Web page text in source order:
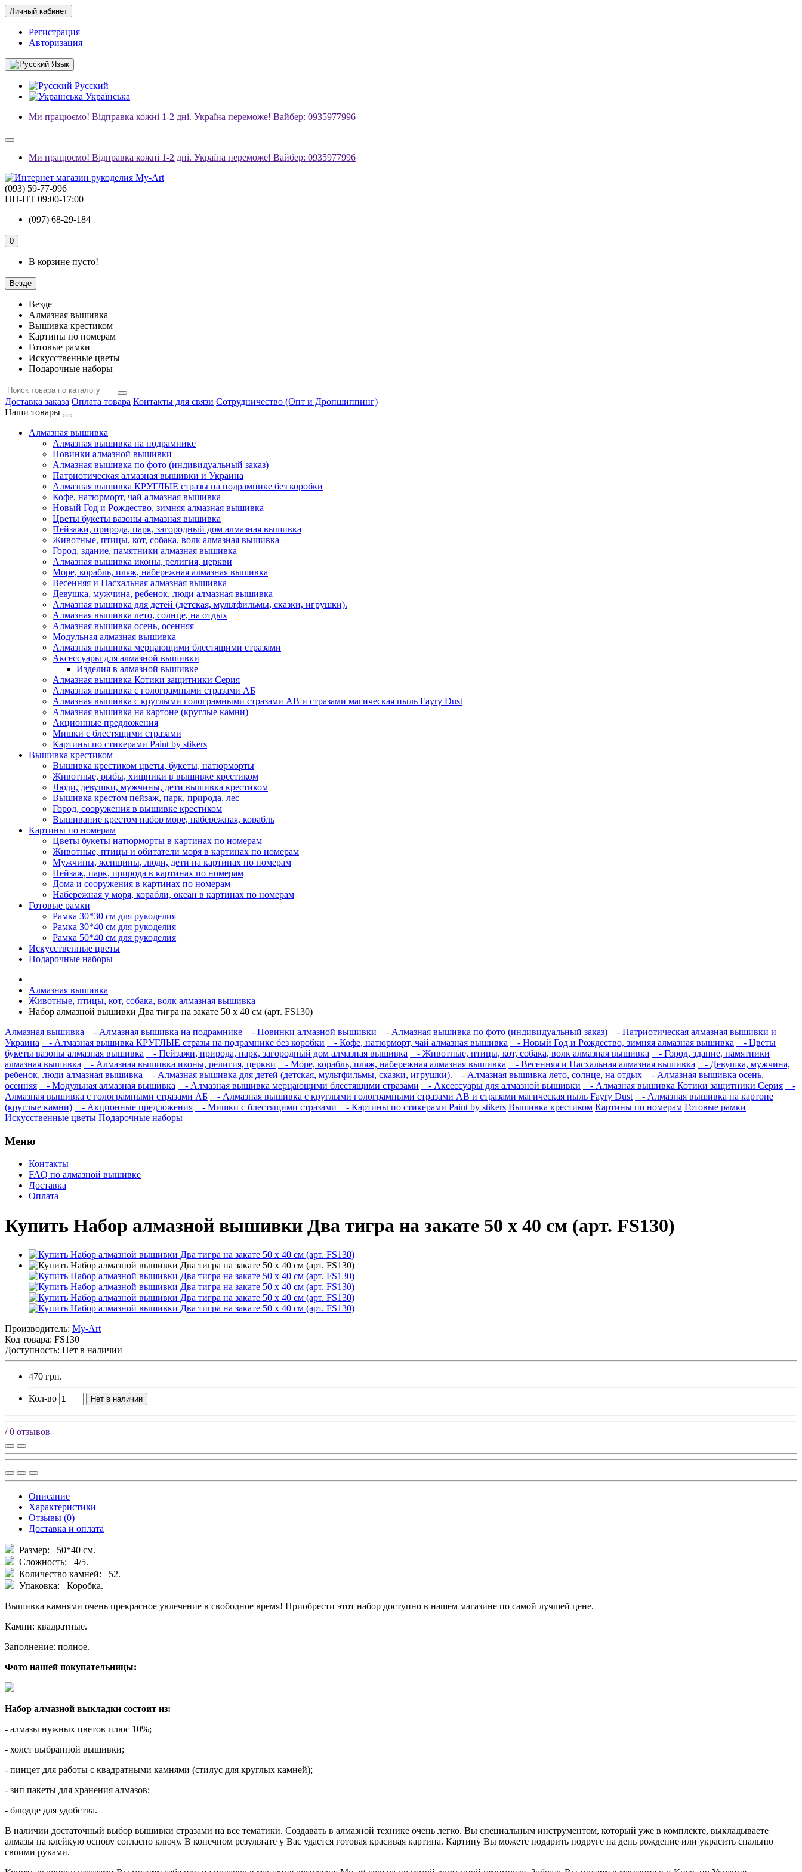
Личный кабинет
Регистрация
Авторизация
Язык
Русский
Українська
Ми працюємо! Відправка кожні 1-2 дні. Україна переможе! Вайбер: 0935977996
Ми працюємо! Відправка кожні 1-2 дні. Україна переможе! Вайбер: 0935977996
(093) 59-77-996
ПН-ПТ 09:00-17:00
(097) 68-29-184
0
В корзине пусто!
Везде
Везде
Алмазная вышивка
Вышивка крестиком
Картины по номерам
Готовые рамки
Искусственные цветы
Подарочные наборы
Доставка заказа Оплата товара Контакты для связи Сотрудничество (Опт и Дропшиппинг)
Наши товары
Алмазная вышивка
Алмазная вышивка на подрамнике
Новинки алмазной вышивки
Алмазная вышивка по фото (индивидуальный заказ)
Патриотическая алмазная вышивки и Украина
Алмазная вышивка КРУГЛЫЕ стразы на подрамнике без коробки
Кофе, натюрморт, чай алмазная вышивка
Новый Год и Рождество, зимняя алмазная вышивка
Цветы букеты вазоны алмазная вышивка
Пейзажи, природа, парк, загородный дом алмазная вышивка
Животные, птицы, кот, собака, волк алмазная вышивка
Город, здание, памятники алмазная вышивка
Алмазная вышивка иконы, религия, церкви
Море, корабль, пляж, набережная алмазная вышивка
Весенняя и Пасхальная алмазная вышивка
Девушка, мужчина, ребенок, люди алмазная вышивка
Алмазная вышивка для детей (детская, мультфильмы, сказки, игрушки).
Алмазная вышивка лето, солнце, на отдых
Алмазная вышивка осень, осенняя
Модульная алмазная вышивка
Алмазная вышивка мерцающими блестящими стразами
Аксессуары для алмазной вышивки
Изделия в алмазной вышивке
Алмазная вышивка Котики защитники Серия
Алмазная вышивка с голограмными стразами АБ
Алмазная вышивка с круглыми голограмными стразами AB и стразами магическая пыль Fayry Dust
Алмазная вышивка на картоне (круглые камни)
Акционные предложения
Мишки с блестящими стразами
Картины по стикерами Paint by stikers
Вышивка крестиком
Вышивка крестиком цветы, букеты, натюрморты
Животные, рыбы, хищники в вышивке крестиком
Люди, девушки, мужчины, дети вышивка крестиком
Вышивка крестом пейзаж, парк, природа, лес
Город, сооружения в вышивке крестиком
Вышивание крестом набор море, набережная, корабль
Картины по номерам
Цветы букеты натюрморты в картинах по номерам
Животные, птицы и обитатели моря в картинах по номерам
Мужчины, женщины, люди, дети на картинах по номерам
Пейзаж, парк, природа в картинах по номерам
Дома и сооружения в картинах по номерам
Набережная у моря, корабли, океан в картинах по номерам
Готовые рамки
Рамка 30*30 см для рукоделия
Рамка 30*40 см для рукоделия
Рамка 50*40 см для рукоделия
Искусственные цветы
Подарочные наборы
Алмазная вышивка
Животные, птицы, кот, собака, волк алмазная вышивка
Набор алмазной вышивки Два тигра на закате 50 х 40 см (арт. FS130)
Алмазная вышивка
- Алмазная вышивка на подрамнике - Новинки алмазной вышивки - Алмазная вышивка по фото (индивидуальный заказ)
- Патриотическая алмазная вышивки и
Украина
- Алмазная вышивка КРУГЛЫЕ стразы на подрамнике без коробки - Кофе, натюрморт, чай алмазная вышивка - Новый Год и Рождество, зимняя алмазная вышивка
- Цветы
букеты вазоны алмазная вышивка
- Пейзажи, природа, парк, загородный дом алмазная вышивка - Животные, птицы, кот, собака, волк алмазная вышивка
- Город, здание, памятники
алмазная вышивка
- Алмазная вышивка иконы, религия, церкви - Море, корабль, пляж, набережная алмазная вышивка - Весенняя и Пасхальная алмазная вышивка
- Девушка, мужчина,
ребенок, люди алмазная вышивка
- Алмазная вышивка для детей (детская, мультфильмы, сказки, игрушки). - Алмазная вышивка лето, солнце, на отдых
- Алмазная вышивка осень,
осенняя
- Модульная алмазная вышивка - Алмазная вышивка мерцающими блестящими стразами - Аксессуары для алмазной вышивки - Алмазная вышивка Котики защитники Серия
-
Алмазная вышивка с голограмными стразами АБ
- Алмазная вышивка с круглыми голограмными стразами AB и стразами магическая пыль Fayry Dust
- Алмазная вышивка на картоне
(круглые камни)
- Акционные предложения - Мишки с блестящими стразами - Картины по стикерами Paint by stikers Вышивка крестиком Картины по номерам Готовые рамки
Искусственные цветы Подарочные наборы
Меню
Контакты
FAQ по алмазной вышивке
Доставка
Оплата
Купить Набор алмазной вышивки Два тигра на закате 50 х 40 см (арт. FS130)
Производитель: My-Art
Код товара: FS130
Доступность: Нет в наличии
470 грн.
Кол-во Нет в наличии
/0 отзывов
Описание
Характеристики
Отзывы (0)
Доставка и оплата
Размер: 50*40 см.
Сложность: 4/5.
Количество камней: 52.
Упаковка: Коробка.
Вышивка камнями очень прекрасное увлечение в свободное время! Приобрести этот набор доступно в нашем магазине по самой лучшей цене.
Камни: квадратные.
Заполнение: полное.
Фото нашей покупательницы:
Набор алмазной выкладки состоит из:
- алмазы нужных цветов плюс 10%;
- холст выбранной вышивки;
- пинцет для работы с квадратными камнями (стилус для круглых камней);
- зип пакеты для хранения алмазов;
- блюдце для удобства.
В наличии достаточный выбор вышивки стразами на все тематики. Создавать в алмазной технике очень легко. Вы специальным инструментом, который уже в комплекте, выкладываете
алмазы на клейкую основу согласно ключу. В конечном результате у Вас удастся готовая красивая картина. Картину Вы можете подарить подруге на день рождение или украсить спальню
своими руками.